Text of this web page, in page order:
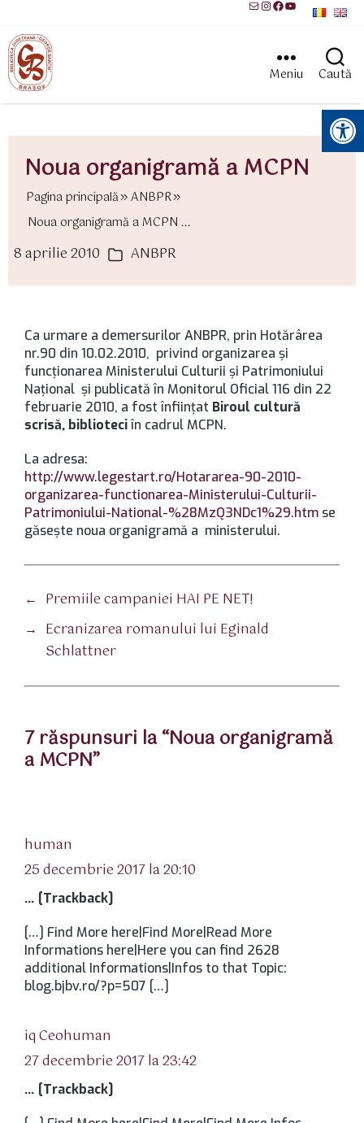
MailInstagram
Facebook
YouTube
Meniu Caută
Instrumente pentru accesibilitate
Noua organigramă a MCPN
Pagina principală
ANBPR
Noua organigramă a MCPN ...
8 aprilie 2010 Categorii
ANBPR
Ca urmare a demersurilor ANBPR, prin Hotărârea
nr.90 din 10.02.2010, privind organizarea şi
funcţionarea Ministerului Culturii şi Patrimoniului
Naţional şi publicată în Monitorul Oficial 116 din 22
februarie 2010, a fost înfiinţat Biroul cultură
scrisă, biblioteciîn cadrul MCPN.
La adresa:
http://www.legestart.ro/Hotararea-90-2010-
organizarea-functionarea-Ministerului-Culturii-
Patrimoniului-National-%28MzQ3NDc1%29.htm se
găseşte noua organigramă a ministerului.
← Premiile campaniei HAI PE NET!
→ Ecranizarea romanului lui Eginald
Schlattner
7 răspunsuri la “Noua organigramă
a MCPN”
human
25 decembrie 2017 la 20:10
… [Trackback]
[…] Find More here|Find More|Read More
Informations here|Here you can find 2628
additional Informations|Infos to that Topic:
blog.bjbv.ro/?p=507 […]
iq Ceohuman
27 decembrie 2017 la 23:42
… [Trackback]